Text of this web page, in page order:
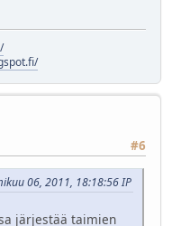
#6
06, 2011, 18:18:56 IP
järjestää taimien